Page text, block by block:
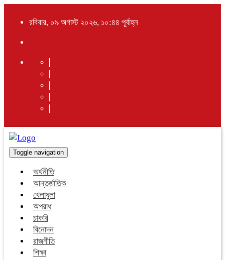
রবিবার, ০৯ অগাস্ট ২০২৬, ১০:৪৪ পূর্বাহ্ন
Toggle navigation
অর্থনীতি
আন্তর্জাতিক
খেলাধুলা
অপরাধ
চাকরি
বিনোদন
রাজনীতি
শিক্ষা